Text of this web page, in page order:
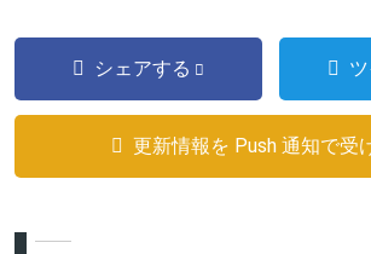
シェアする
更新情報を Push 通知で受